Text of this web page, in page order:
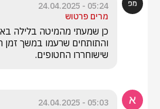
05:24 - 24.04.2025
מרים פרטוש
שישוחררו החטופים.
05:03 - 24.04.2025